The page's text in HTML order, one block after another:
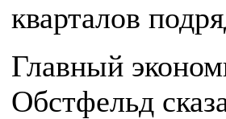
кварталов
Главный
Обстфельд